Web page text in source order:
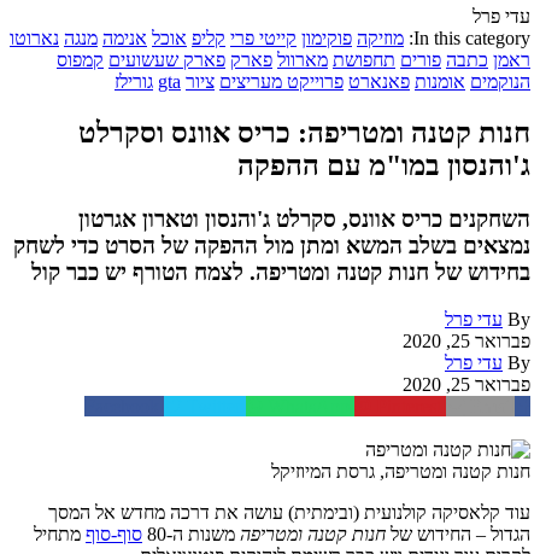
עדי פרל
In this category: מוזיקה פוקימון קייטי פרי קליפ אוכל אנימה מנגה נארוטו
ראמן כתבה פורים תחפושת מארוול פארק פארק שעשועים קמפוס
הנוקמים אומנות פאנארט פרוייקט מעריצים ציור gta גורילז
חנות קטנה ומטריפה: כריס אוונס וסקרלט
ג'והנסון במו"מ עם ההפקה
השחקנים כריס אוונס, סקרלט ג'והנסון וטארון אגרטון
נמצאים בשלב המשא ומתן מול ההפקה של הסרט כדי לשחק
בחידוש של חנות קטנה ומטריפה. לצמח הטורף יש כבר קול
By עדי פרל
פברואר 25, 2020
By עדי פרל
פברואר 25, 2020
חנות קטנה ומטריפה, גרסת המיוזיקל
עוד קלאסיקה קולנועית (ובימתית) עושה את דרכה מחדש אל המסך
הגדול – החידוש של חנות קטנה ומטריפה משנות ה-80 סוף-סוף מתחיל